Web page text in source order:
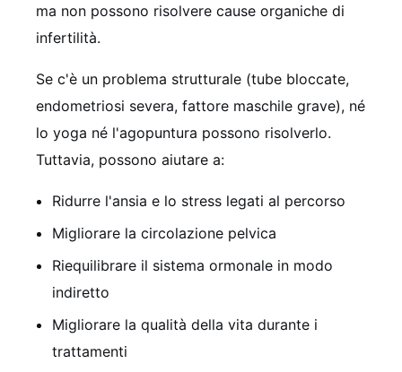
ma non possono risolvere cause organiche di
infertilità.
Se c'è un problema strutturale (tube bloccate,
endometriosi severa, fattore maschile grave), né
lo yoga né l'agopuntura possono risolverlo.
Tuttavia, possono aiutare a:
Ridurre l'ansia e lo stress legati al percorso
Migliorare la circolazione pelvica
Riequilibrare il sistema ormonale in modo
indiretto
Migliorare la qualità della vita durante i
trattamenti